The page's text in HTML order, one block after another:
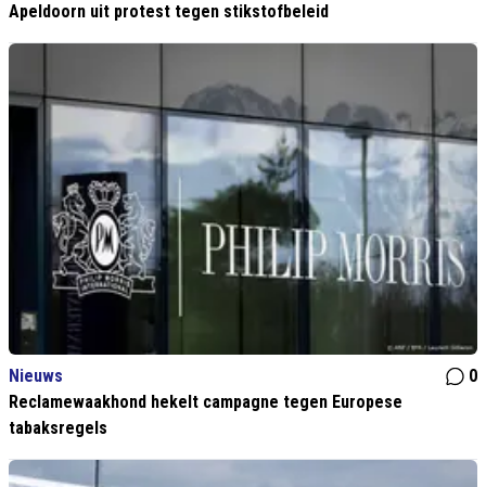
Apeldoorn uit protest tegen stikstofbeleid
Nieuws
0
Reclamewaakhond hekelt campagne tegen Europese
tabaksregels